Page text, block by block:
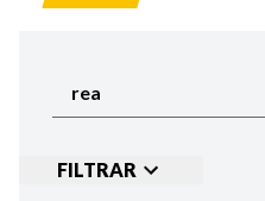
FILTRAR